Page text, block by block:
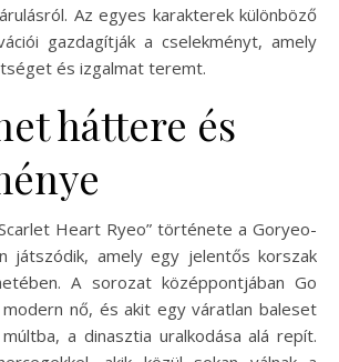
Az egyes karakterek különböző
gazdagítják a cselekményt, amely
és izgalmat teremt.
háttere és
Heart Ryeo” története a Goryeo-
játszódik, amely egy jelentős korszak
A sorozat középpontjában Go
nő, és akit egy váratlan baleset
a dinasztia uralkodása alá repít.